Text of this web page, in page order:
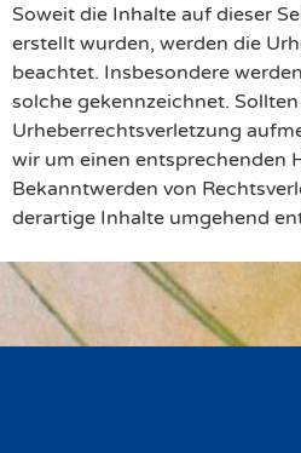
Soweit die Inhalte auf dieser
erstellt wurden, werden die
beachtet. Insbesondere
solche gekennzeichnet.
Urheberrechtsverletzung
wir um einen entsprechenden
Bekanntwerden von
derartige Inhalte umgehend